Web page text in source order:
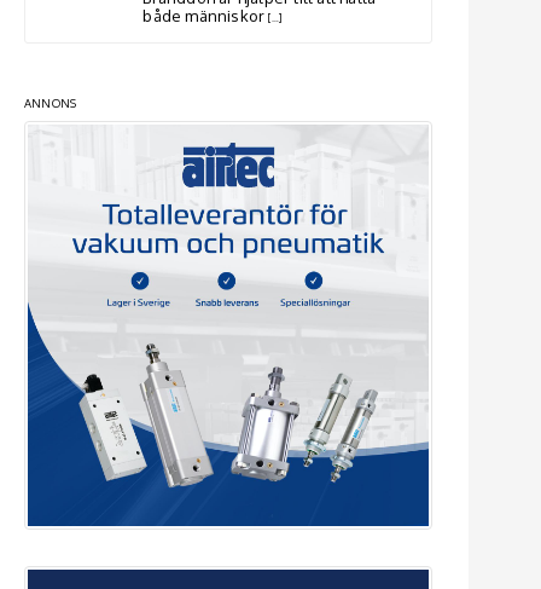
både människor[…]
ANNONS